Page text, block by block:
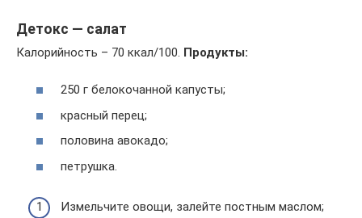
Детокс — салат
Калорийность – 70 ккал/100. Продукты:
250 г белокочанной капусты;
красный перец;
половина авокадо;
петрушка.
Измельчите овощи, залейте постным маслом;